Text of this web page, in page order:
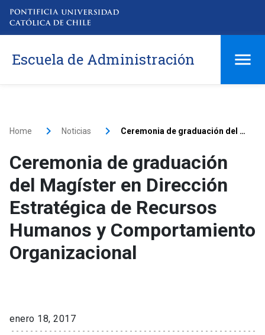
Escuela de Administración
Home Noticias Ceremonia de graduación del Magíster en Dirección Estratégica de Recursos Humanos y Comportamiento Organizacional
Ceremonia de graduación
del Magíster en Dirección
Estratégica de Recursos
Humanos y Comportamiento
Organizacional
enero 18, 2017